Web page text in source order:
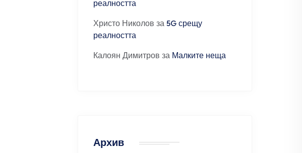
реалността
Христо Николов за 5G срещу
реалността
Калоян Димитров за Малките неща
Архив